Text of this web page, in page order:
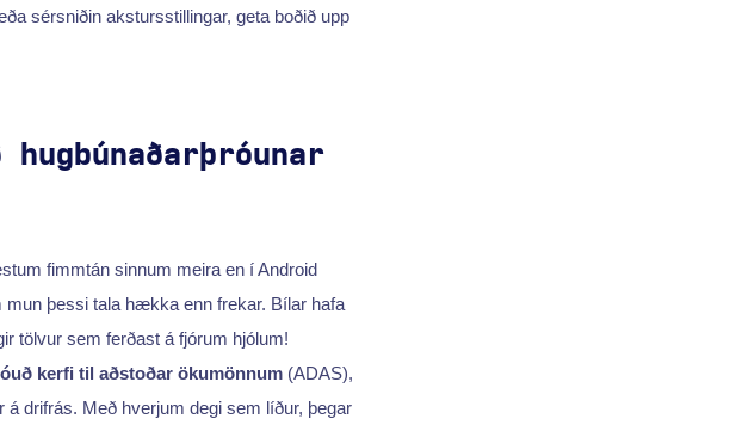
sérsniðin akstursstillingar, geta boðið upp
fimmtán sinnum meira en í Android
þessi tala hækka enn frekar. Bílar hafa
tölvur sem ferðast á fjórum hjólum!
kerfi til aðstoðar ökumönnum (ADAS),
drifrás. Með hverjum degi sem líður, þegar